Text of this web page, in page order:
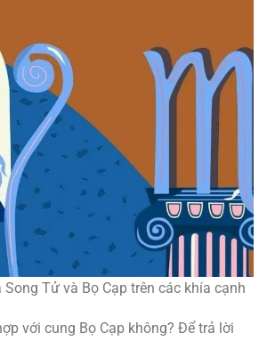
Tử và Bọ Cạp trên các khía cạnh
với cung Bọ Cạp không? Để trả lời